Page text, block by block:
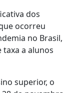
dos
ocorreu
no Brasil,
a alunos
superior, o